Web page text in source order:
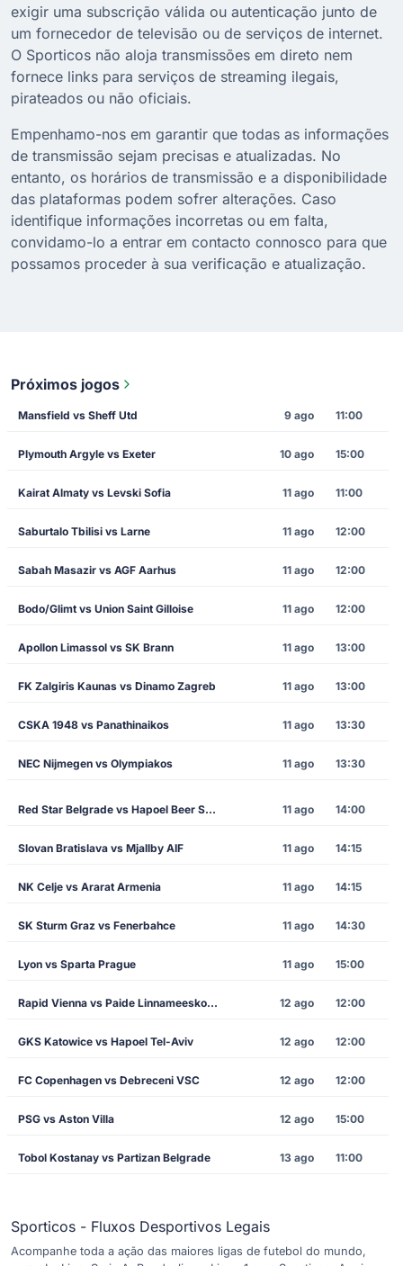
exigir uma subscrição válida ou autenticação junto de
um fornecedor de televisão ou de serviços de internet.
O Sporticos não aloja transmissões em direto nem
fornece links para serviços de streaming ilegais,
pirateados ou não oficiais.
Empenhamo-nos em garantir que todas as informações
de transmissão sejam precisas e atualizadas. No
entanto, os horários de transmissão e a disponibilidade
das plataformas podem sofrer alterações. Caso
identifique informações incorretas ou em falta,
convidamo-lo a entrar em contacto connosco para que
possamos proceder à sua verificação e atualização.
Próximos jogos
Mansfield vs Sheff Utd 9 ago 11:00
Plymouth Argyle vs Exeter 10 ago 15:00
Kairat Almaty vs Levski Sofia 11 ago 11:00
Saburtalo Tbilisi vs Larne 11 ago 12:00
Sabah Masazir vs AGF Aarhus 11 ago 12:00
Bodo/Glimt vs Union Saint Gilloise 11 ago 12:00
Apollon Limassol vs SK Brann 11 ago 13:00
FK Zalgiris Kaunas vs Dinamo Zagreb 11 ago 13:00
CSKA 1948 vs Panathinaikos 11 ago 13:30
NEC Nijmegen vs Olympiakos 11 ago 13:30
Red Star Belgrade vs Hapoel Beer Sheva 11 ago 14:00
Slovan Bratislava vs Mjallby AIF 11 ago 14:15
NK Celje vs Ararat Armenia 11 ago 14:15
SK Sturm Graz vs Fenerbahce 11 ago 14:30
Lyon vs Sparta Prague 11 ago 15:00
Rapid Vienna vs Paide Linnameeskond 12 ago 12:00
GKS Katowice vs Hapoel Tel-Aviv 12 ago 12:00
FC Copenhagen vs Debreceni VSC 12 ago 12:00
PSG vs Aston Villa 12 ago 15:00
Tobol Kostanay vs Partizan Belgrade 13 ago 11:00
Sporticos - Fluxos Desportivos Legais
Acompanhe toda a ação das maiores ligas de futebol do mundo,